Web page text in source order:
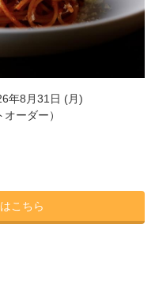
年8月31日 (月)
ーダー）
こちら